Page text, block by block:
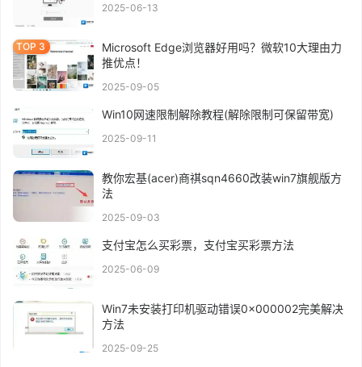
2025-06-13
Microsoft Edge浏览器好用吗？微软10大理由力
推优点！
2025-09-05
Win10网速限制解除教程(解除限制可保留带宽)
2025-09-11
教你宏基(acer)商祺sqn4660改装win7旗舰版方
法
2025-09-03
支付宝怎么买彩票，支付宝买彩票方法
2025-06-09
Win7未安装打印机驱动错误0x000002完美解决
方法
2025-09-25